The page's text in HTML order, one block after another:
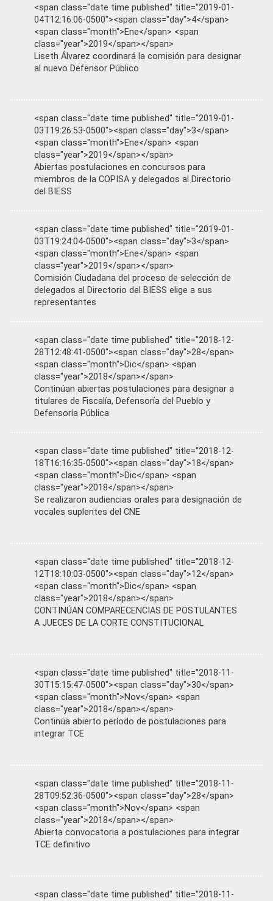
<span class="date time published" title="2019-01-
04T12:16:06-0500"><span class="day">4</span>
<span class="month">Ene</span> <span
class="year">2019</span></span>
Liseth Álvarez coordinará la comisión para designar
al nuevo Defensor Público
<span class="date time published" title="2019-01-
03T19:26:53-0500"><span class="day">3</span>
<span class="month">Ene</span> <span
class="year">2019</span></span>
Abiertas postulaciones en concursos para
miembros de la COPISA y delegados al Directorio
del BIESS
<span class="date time published" title="2019-01-
03T19:24:04-0500"><span class="day">3</span>
<span class="month">Ene</span> <span
class="year">2019</span></span>
Comisión Ciudadana del proceso de selección de
delegados al Directorio del BIESS elige a sus
representantes
<span class="date time published" title="2018-12-
28T12:48:41-0500"><span class="day">28</span>
<span class="month">Dic</span> <span
class="year">2018</span></span>
Continúan abiertas postulaciones para designar a
titulares de Fiscalía, Defensoría del Pueblo y
Defensoría Pública
<span class="date time published" title="2018-12-
18T16:16:35-0500"><span class="day">18</span>
<span class="month">Dic</span> <span
class="year">2018</span></span>
Se realizaron audiencias orales para designación de
vocales suplentes del CNE
<span class="date time published" title="2018-12-
12T18:10:03-0500"><span class="day">12</span>
<span class="month">Dic</span> <span
class="year">2018</span></span>
CONTINÚAN COMPARECENCIAS DE POSTULANTES
A JUECES DE LA CORTE CONSTITUCIONAL
<span class="date time published" title="2018-11-
30T15:15:47-0500"><span class="day">30</span>
<span class="month">Nov</span> <span
class="year">2018</span></span>
Continúa abierto período de postulaciones para
integrar TCE
<span class="date time published" title="2018-11-
28T09:52:36-0500"><span class="day">28</span>
<span class="month">Nov</span> <span
class="year">2018</span></span>
Abierta convocatoria a postulaciones para integrar
TCE definitivo
<span class="date time published" title="2018-11-